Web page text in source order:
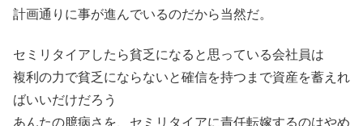
計画通りに事が進んでいるのだから当然だ。
セミリタイアしたら貧乏になると思っている会社員は
複利の力で貧乏にならないと確信を持つまで資産を蓄えれ
ばいいだけだろう
あんたの臆病さを、セミリタイアに責任転嫁するのはやめ